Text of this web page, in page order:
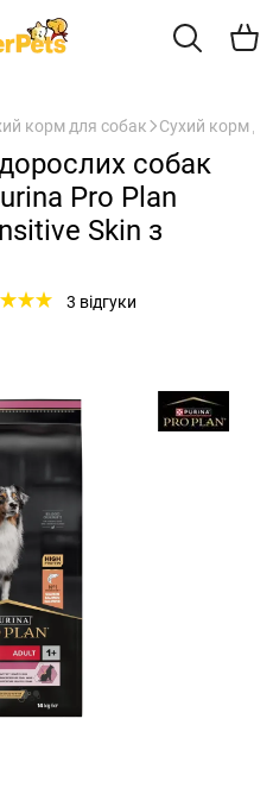
корм для собак Сухий корм
собак
Pro Plan
Skin з
3 відгуки